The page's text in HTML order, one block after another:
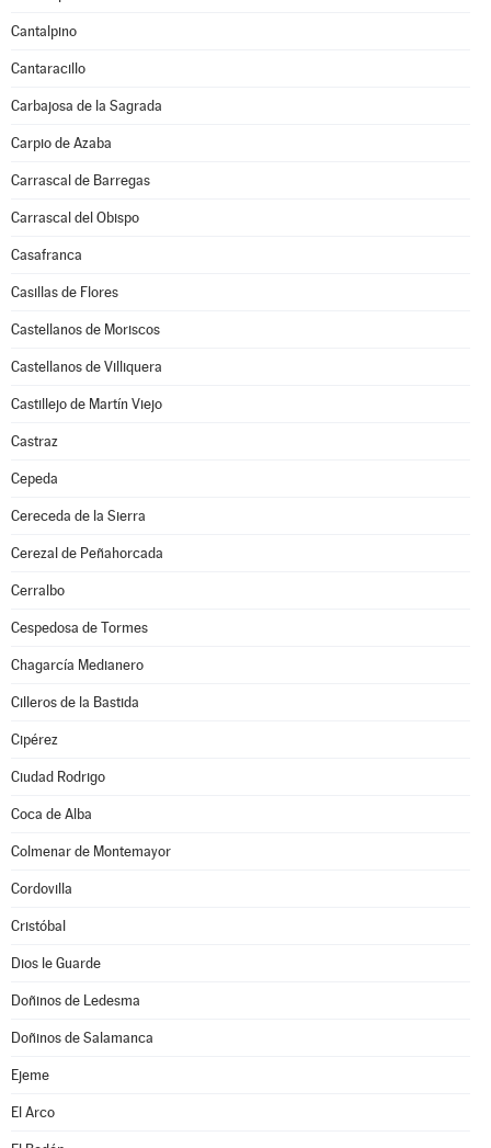
Cantalpino
Cantaracillo
Carbajosa de la Sagrada
Carpio de Azaba
Carrascal de Barregas
Carrascal del Obispo
Casafranca
Casillas de Flores
Castellanos de Moriscos
Castellanos de Villiquera
Castillejo de Martín Viejo
Castraz
Cepeda
Cereceda de la Sierra
Cerezal de Peñahorcada
Cerralbo
Cespedosa de Tormes
Chagarcía Medianero
Cilleros de la Bastida
Cipérez
Ciudad Rodrigo
Coca de Alba
Colmenar de Montemayor
Cordovilla
Cristóbal
Dios le Guarde
Doñinos de Ledesma
Doñinos de Salamanca
Ejeme
El Arco